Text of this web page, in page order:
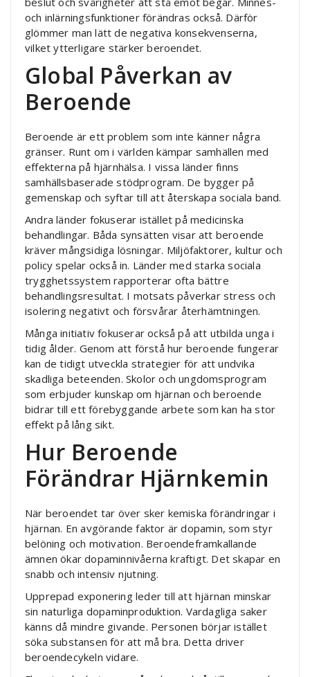
och inlärningsfunktioner förändras också. Därför
glömmer man lätt de negativa konsekvenserna,
vilket ytterligare stärker beroendet.
Global Påverkan av
Beroende
Beroende är ett problem som inte känner några
gränser. Runt om i världen kämpar samhällen med
effekterna på hjärnhälsa. I vissa länder finns
samhällsbaserade stödprogram. De bygger på
gemenskap och syftar till att återskapa sociala band.
Andra länder fokuserar istället på medicinska
behandlingar. Båda synsätten visar att beroende
kräver mångsidiga lösningar. Miljöfaktorer, kultur och
policy spelar också in. Länder med starka sociala
trygghetssystem rapporterar ofta bättre
behandlingsresultat. I motsats påverkar stress och
isolering negativt och försvårar återhämtningen.
Många initiativ fokuserar också på att utbilda unga i
tidig ålder. Genom att förstå hur beroende fungerar
kan de tidigt utveckla strategier för att undvika
skadliga beteenden. Skolor och ungdomsprogram
som erbjuder kunskap om hjärnan och beroende
bidrar till ett förebyggande arbete som kan ha stor
effekt på lång sikt.
Hur Beroende
Förändrar Hjärnkemin
När beroendet tar över sker kemiska förändringar i
hjärnan. En avgörande faktor är dopamin, som styr
belöning och motivation. Beroendeframkallande
ämnen ökar dopaminnivåerna kraftigt. Det skapar en
snabb och intensiv njutning.
Upprepad exponering leder till att hjärnan minskar
sin naturliga dopaminproduktion. Vardagliga saker
känns då mindre givande. Personen börjar istället
söka substansen för att må bra. Detta driver
beroendecykeln vidare.